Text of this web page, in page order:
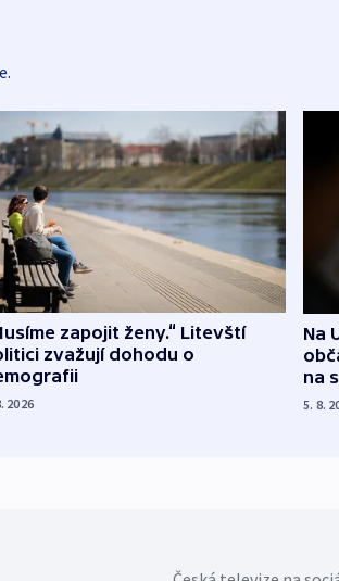
zapojit ženy.“ Litevští
zvažují dohodu o
2026
Na
na
5. 8.